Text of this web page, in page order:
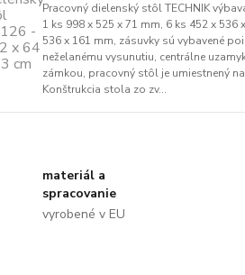
Pracovný dielenský stôl TECHNIK
1 ks 998 x 525 x 71 mm, 6 ks 452 x 536
536 x 161 mm, zásuvky sú vybavené
neželanému vysunutiu, centrálne
zámkou, pracovný stôl je umiestnený
Konštrukcia stola zo zv...
materiál a
spracovanie
vyrobené v EU